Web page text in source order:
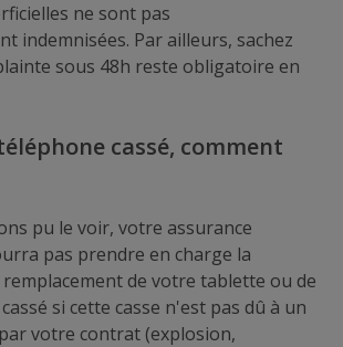
ne sont pas
indemnisées. Par ailleurs, sachez
sous 48h reste obligatoire en
cassé, comment
pu le voir, votre assurance
pas prendre en charge la
de votre tablette ou de
si cette casse n'est pas dû à un
votre contrat (explosion,